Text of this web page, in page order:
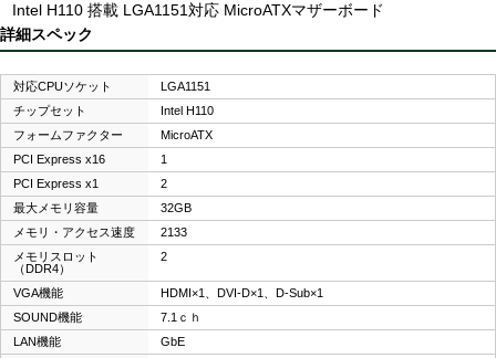
Intel H110 搭載 LGA1151対応 MicroATXマザーボード
詳細スペック
対応CPUソケット
LGA1151
チップセット
Intel H110
フォームファクター
MicroATX
PCI Express x16
1
PCI Express x1
2
最大メモリ容量
32GB
メモリ・アクセス速度
2133
メモリスロット
（DDR4）
2
VGA機能
HDMI×1、DVI-D×1、D-Sub×1
SOUND機能
7.1ｃｈ
LAN機能
GbE